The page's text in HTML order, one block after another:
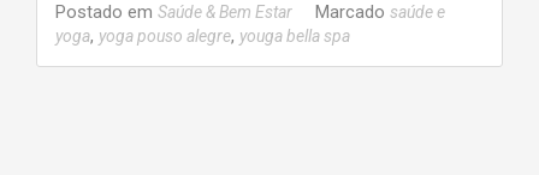
Postado em Saúde & Bem Estar Marcado saúde e
yoga, yoga pouso alegre, youga bella spa